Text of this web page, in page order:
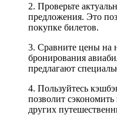
2. Проверьте
предложения. Это
покупке билетов.
3. Сравните цены на
бронирования
предлагают
4. Пользуйтесь
позволит
других